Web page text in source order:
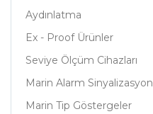
Aydınlatma
Ex - Proof Ürünler
Seviye Ölçüm Cihazları
Marin Alarm Sinyalizasyon
Marin Tip Göstergeler